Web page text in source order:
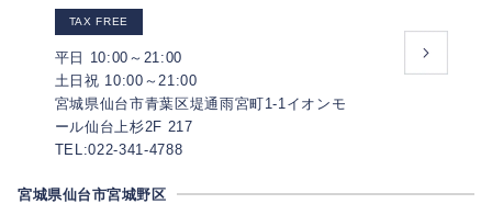
TAX FREE
平日 10:00～21:00
土日祝 10:00～21:00
宮城県仙台市青葉区堤通雨宮町1-1イオンモ
ール仙台上杉2F 217
TEL:022-341-4788
宮城県仙台市宮城野区